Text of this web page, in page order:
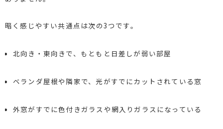
暗く感じやすい共通点は次の3つです。
北向き・東向きで、もともと日差しが弱い部屋
ベランダ屋根や隣家で、光がすでにカットされている窓
外窓がすでに色付きガラスや網入りガラスになっている